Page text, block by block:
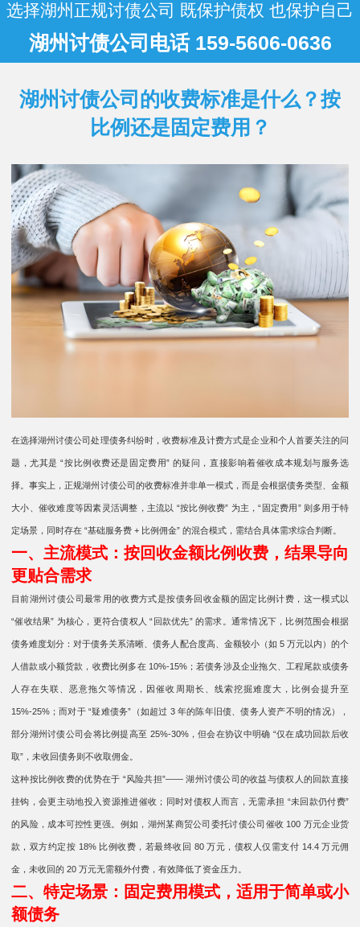
选择湖州正规讨债公司 既保护债权 也保护自己
湖州讨债公司电话 159-5606-0636
湖州讨债公司的收费标准是什么？按
比例还是固定费用？
在选择湖州讨债公司处理债务纠纷时，收费标准及计费方式是企业和个人首要关注的问
题，尤其是 “按比例收费还是固定费用” 的疑问，直接影响着催收成本规划与服务选
择。事实上，正规湖州讨债公司的收费标准并非单一模式，而是会根据债务类型、金额
大小、催收难度等因素灵活调整，主流以 “按比例收费” 为主，“固定费用” 则多用于特
定场景，同时存在 “基础服务费 + 比例佣金” 的混合模式，需结合具体需求综合判断。
一、主流模式：按回收金额比例收费，结果导向
更贴合需求
目前湖州讨债公司最常用的收费方式是按债务回收金额的固定比例计费，这一模式以
“催收结果” 为核心，更符合债权人 “回款优先” 的需求。通常情况下，比例范围会根据
债务难度划分：对于债务关系清晰、债务人配合度高、金额较小（如 5 万元以内）的个
人借款或小额货款，收费比例多在 10%-15%；若债务涉及企业拖欠、工程尾款或债务
人存在失联、恶意拖欠等情况，因催收周期长、线索挖掘难度大，比例会提升至
15%-25%；而对于 “疑难债务”（如超过 3 年的陈年旧债、债务人资产不明的情况），
部分湖州讨债公司会将比例提高至 25%-30%，但会在协议中明确 “仅在成功回款后收
取”，未收回债务则不收取佣金。
这种按比例收费的优势在于 “风险共担”—— 湖州讨债公司的收益与债权人的回款直接
挂钩，会更主动地投入资源推进催收；同时对债权人而言，无需承担 “未回款仍付费”
的风险，成本可控性更强。例如，湖州某商贸公司委托讨债公司催收 100 万元企业货
款，双方约定按 18% 比例收费，若最终收回 80 万元，债权人仅需支付 14.4 万元佣
金，未收回的 20 万元无需额外付费，有效降低了资金压力。
二、特定场景：固定费用模式，适用于简单或小
额债务